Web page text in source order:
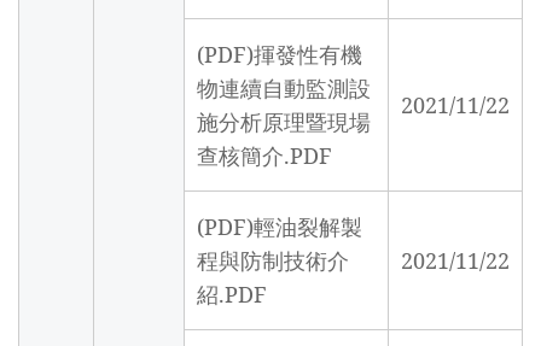
(PDF)揮發性有機
物連續自動監測設
施分析原理暨現場
查核簡介.PDF
2021/11/22
(PDF)輕油裂解製
程與防制技術介
紹.PDF
2021/11/22